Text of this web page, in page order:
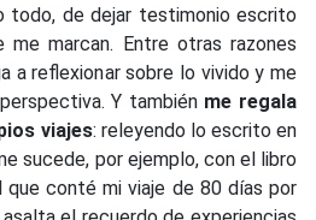
todo, de dejar testimonio escrito
me marcan. Entre otras razones
a reflexionar sobre lo vivido y me
Y también me regala
viajes: releyendo lo escrito en
sucede, por ejemplo, con el libro
que conté mi viaje de 80 días por